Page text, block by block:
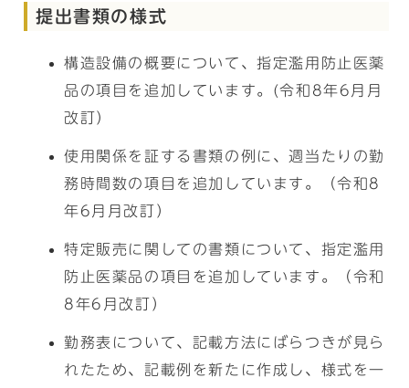
提出書類の様式
構造設備の概要について、指定濫用防止医薬
品の項目を追加しています。(令和8年6月月
改訂）
使用関係を証する書類の例に、週当たりの勤
務時間数の項目を追加しています。（令和8
年6月月改訂）
特定販売に関しての書類について、指定濫用
防止医薬品の項目を追加しています。（令和
8年6月改訂）
勤務表について、記載方法にばらつきが見ら
れたため、記載例を新たに作成し、様式を一